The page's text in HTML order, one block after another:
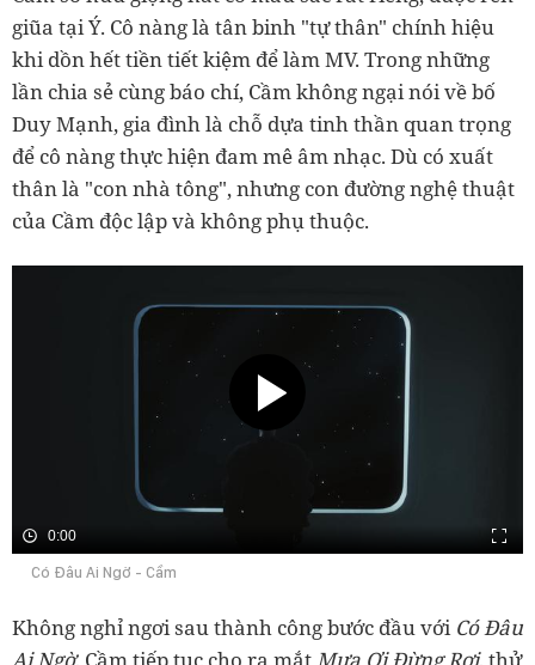
giũa tại Ý. Cô nàng là tân binh "tự thân" chính hiệu
khi dồn hết tiền tiết kiệm để làm MV. Trong những
lần chia sẻ cùng báo chí, Cầm không ngại nói về bố
Duy Mạnh, gia đình là chỗ dựa tinh thần quan trọng
để cô nàng thực hiện đam mê âm nhạc. Dù có xuất
thân là "con nhà tông", nhưng con đường nghệ thuật
của Cầm độc lập và không phụ thuộc.
0:00
Có Đâu Ai Ngờ - Cầm
Không nghỉ ngơi sau thành công bước đầu với Có Đâu